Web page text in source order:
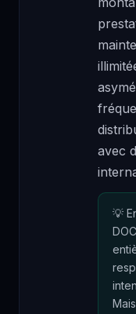
avec